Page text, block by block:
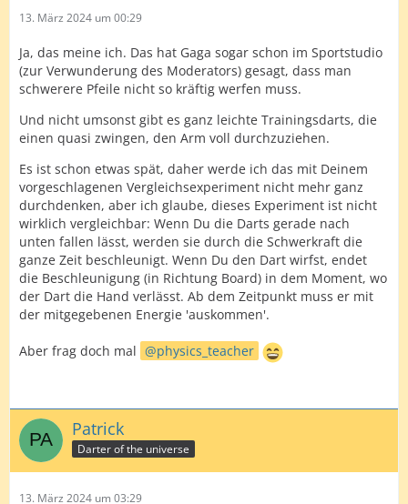
13. März 2024 um 00:29
Ja, das meine ich. Das hat Gaga sogar schon im Sportstudio
(zur Verwunderung des Moderators) gesagt, dass man
schwerere Pfeile nicht so kräftig werfen muss.
Und nicht umsonst gibt es ganz leichte Trainingsdarts, die
einen quasi zwingen, den Arm voll durchzuziehen.
Es ist schon etwas spät, daher werde ich das mit Deinem
vorgeschlagenen Vergleichsexperiment nicht mehr ganz
durchdenken, aber ich glaube, dieses Experiment ist nicht
wirklich vergleichbar: Wenn Du die Darts gerade nach
unten fallen lässt, werden sie durch die Schwerkraft die
ganze Zeit beschleunigt. Wenn Du den Dart wirfst, endet
die Beschleunigung (in Richtung Board) in dem Moment, wo
der Dart die Hand verlässt. Ab dem Zeitpunkt muss er mit
der mitgegebenen Energie 'auskommen'.
Aber frag doch mal physics_teacher
Patrick
Darter of the universe
13. März 2024 um 03:29